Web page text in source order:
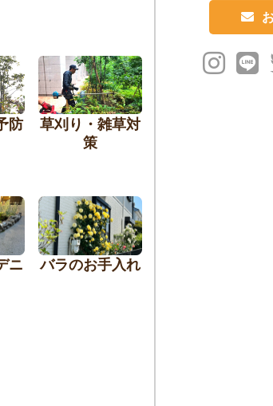
防
草刈り・雑草対
策
ニ
バラのお手入れ